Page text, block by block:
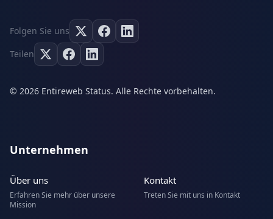
Folgen Sie uns
Teilen
© 2026 Entireweb Status. Alle Rechte vorbehalten.
Unternehmen
Über uns
Erfahren Sie mehr über unsere
Mission
Kontakt
Treten Sie mit uns in Kontakt